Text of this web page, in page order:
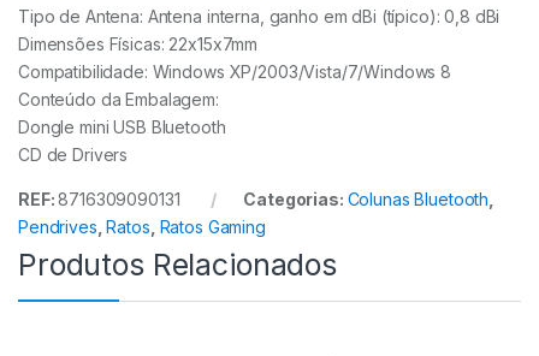
Tipo de Antena: Antena interna, ganho em dBi (típico): 0,8 dBi
Dimensões Físicas: 22x15x7mm
Compatibilidade: Windows XP/2003/Vista/7/Windows 8
Conteúdo da Embalagem:
Dongle mini USB Bluetooth
CD de Drivers
REF:8716309090131 Categorias: Colunas Bluetooth
Pendrives ,Ratos Ratos Gaming
Produtos Relacionados